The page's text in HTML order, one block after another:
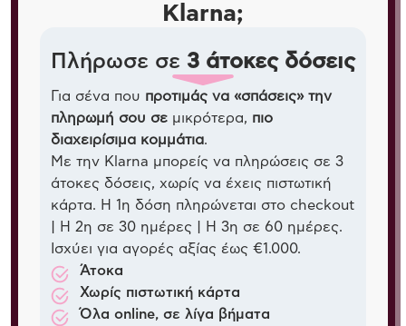
Klarna;
Πλήρωσε σε 3 άτοκες δόσεις
Για σένα που προτιμάς να «σπάσεις» την
πληρωμή σου σε μικρότερα, πιο
διαχειρίσιμα κομμάτια.
Με την Klarna μπορείς να πληρώσεις σε 3
άτοκες δόσεις, χωρίς να έχεις πιστωτική
κάρτα. Η 1η δόση πληρώνεται στο checkout
| Η 2η σε 30 ημέρες | Η 3η σε 60 ημέρες.
Ισχύει για αγορές αξίας έως €1.000.
Άτοκα
Χωρίς πιστωτική κάρτα
Όλα online, σε λίγα βήματα